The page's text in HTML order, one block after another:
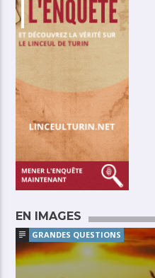
EN IMAGES
GRANDES QUESTIONS